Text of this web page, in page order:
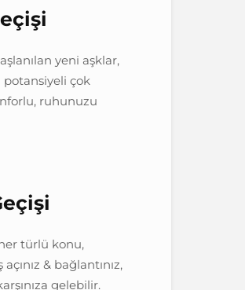
yeni aşklar,
potansiyeli çok
ruhunuzu
türlü konu,
& bağlantınız,
gelebilir.